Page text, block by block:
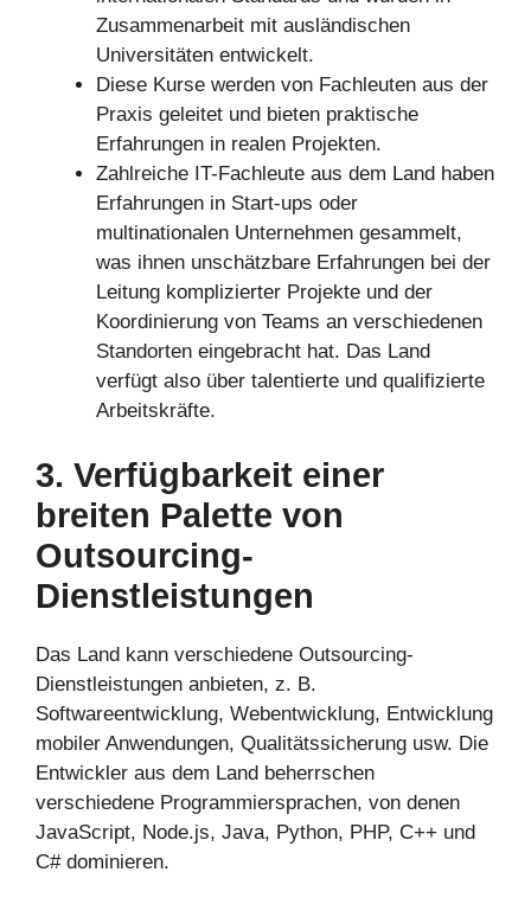
Zusammenarbeit mit ausländischen
Universitäten entwickelt.
Diese Kurse werden von Fachleuten aus der
Praxis geleitet und bieten praktische
Erfahrungen in realen Projekten.
Zahlreiche IT-Fachleute aus dem Land haben
Erfahrungen in Start-ups oder
multinationalen Unternehmen gesammelt,
was ihnen unschätzbare Erfahrungen bei der
Leitung komplizierter Projekte und der
Koordinierung von Teams an verschiedenen
Standorten eingebracht hat. Das Land
verfügt also über talentierte und qualifizierte
Arbeitskräfte.
3. Verfügbarkeit einer
breiten Palette von
Outsourcing-
Dienstleistungen
Das Land kann verschiedene Outsourcing-
Dienstleistungen anbieten, z. B.
Softwareentwicklung, Webentwicklung, Entwicklung
mobiler Anwendungen, Qualitätssicherung usw. Die
Entwickler aus dem Land beherrschen
verschiedene Programmiersprachen, von denen
JavaScript, Node.js, Java, Python, PHP, C++ und
C# dominieren.